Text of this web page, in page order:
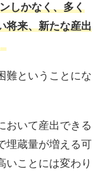
しかなく、多く
将来、新たな産出
難ということにな
おいて産出できる
埋蔵量が増える可
いことには変わり